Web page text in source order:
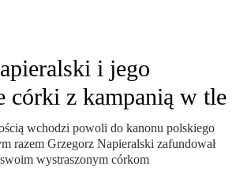
i jego
córki z kampanią w tle
wchodzi powoli do kanonu polskiego
razem Grzegorz Napieralski zafundował
wystraszonym córkom